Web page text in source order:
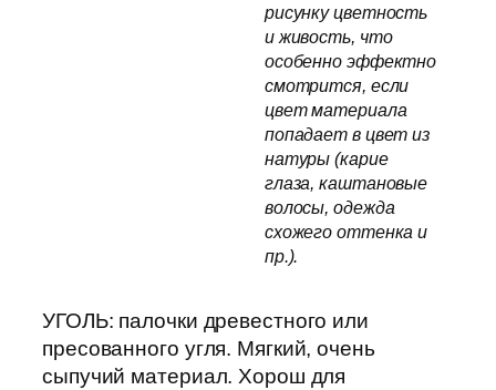
рисунку цветность
и живость, что
особенно эффектно
смотрится, если
цвет материала
попадает в цвет из
натуры (карие
глаза, каштановые
волосы, одежда
схожего оттенка и
пр.).
УГОЛЬ: палочки древестного или
пресованного угля. Мягкий, очень
сыпучий материал. Хорош для